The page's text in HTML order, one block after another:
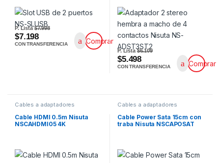
P. Lista$7.998
$7.198
CON TRANSFERENCIA Comprar
P. Lista$6.109
$5.498
CON TRANSFERENCIA Comprar
Cables a adaptadores
Cable HDMI 0.5m Nisuta
NSCAHDMI05 4K
Cables a adaptadores
Cable Power Sata 15cm con
traba Nisuta NSCAPOSAT